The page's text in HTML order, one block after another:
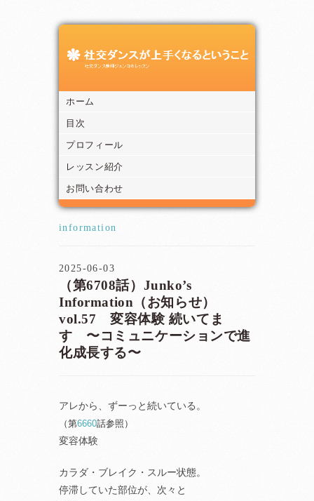
ホーム
目次
プロフィール
レッスン紹介
お問い合わせ
information
2025-06-03
（第6708話）Junko’s
Information（お知らせ）
vol.57 変容体験 続いてま
す 〜コミュニケーションで進
化成長する〜
アレから、ずーっと続いている。
（第6660話参照）
変容体験
カラダ・ブレイク・スルー状態。
停滞していた部位が、次々と